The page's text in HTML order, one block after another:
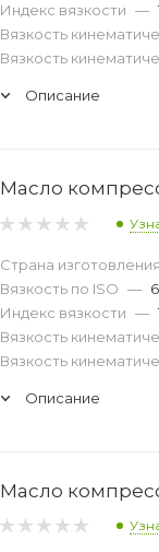
Индекс вязкости —
Вязкость
Вязкость
Описание
Масло
Страна изготовления
Вязкость по ISO —
Индекс вязкости —
Вязкость
Вязкость
Описание
Масло